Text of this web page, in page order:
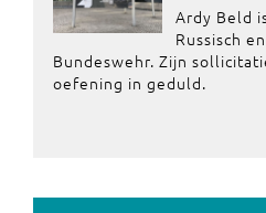
Ardy Beld
Russisch
Bundeswehr. Zijn
oefening in geduld.